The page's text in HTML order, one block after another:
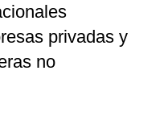
privadas y
no